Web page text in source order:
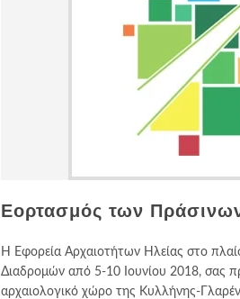
Εορτασμός των
Η Εφορεία Αρχαιοτήτων Ηλείας στο
Διαδρομών από 5-10 Ιουνίου 2018, σας
αρχαιολογικό χώρο της Κυλλήνης-